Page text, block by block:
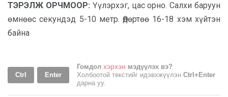
ТЭРЭЛЖ ОРЧМООР: Үүлэрхэг, цас орно. Салхи баруун
өмнөөс секундэд 5-10 метр. Өдөртөө 16-18 хэм хүйтэн
байна
Ctrl Enter
Гомдол хэрхэн мэдүүлэх вэ?
Холбоотой текстийг идэвхжүүлэн Ctrl+Enter
дарна уу.